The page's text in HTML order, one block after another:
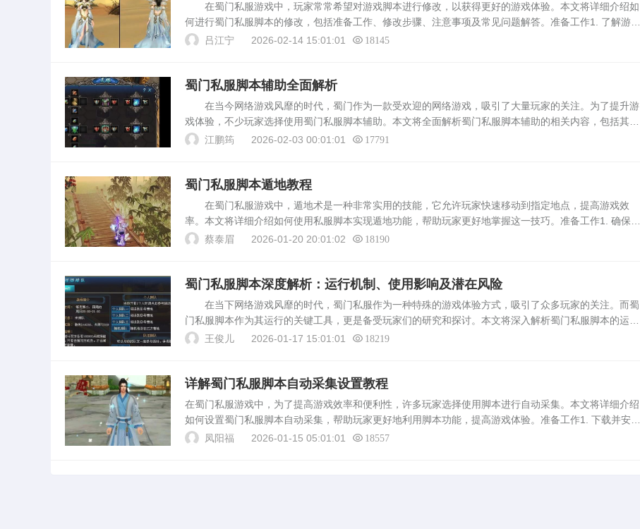
在蜀门私服游戏中，玩家常常希望对游戏脚本进行修改，以获得更好的游戏体验。本文将详细介绍如
何进行蜀门私服脚本的修改，包括准备工作、修改步骤、注意事项及常见问题解答。准备工作1. 了解游戏
脚本：在开始修改之前，玩家需要了解蜀门私服游戏的脚本结构和运行原理，这有助于更好地进行修改。
吕江宁 2026-02-14 15:01:01 18145
蜀门私服脚本辅助全面解析
在当今网络游戏风靡的时代，蜀门作为一款受欢迎的网络游戏，吸引了大量玩家的关注。为了提升游
戏体验，不少玩家选择使用蜀门私服脚本辅助。本文将全面解析蜀门私服脚本辅助的相关内容，包括其定
义、作用、使用方法及潜在风险等方面。蜀门私服脚本辅助的定义与作用蜀门私服脚本辅助是一种用于蜀
江鹏筠 2026-02-03 00:01:01 17791
蜀门私服脚本遁地教程
在蜀门私服游戏中，遁地术是一种非常实用的技能，它允许玩家快速移动到指定地点，提高游戏效
率。本文将详细介绍如何使用私服脚本实现遁地功能，帮助玩家更好地掌握这一技巧。准备工作1. 确保已
安装蜀门私服客户端，并登录账号。 2. 下载并解压所需的遁地脚本文件。 3. 确保电脑配置满足运
蔡泰眉 2026-01-20 20:01:02 18190
蜀门私服脚本深度解析：运行机制、使用影响及潜在风险
在当下网络游戏风靡的时代，蜀门私服作为一种特殊的游戏体验方式，吸引了众多玩家的关注。而蜀
门私服脚本作为其运行的关键工具，更是备受玩家们的研究和探讨。本文将深入解析蜀门私服脚本的运行
机制、使用影响及潜在风险。蜀门私服脚本的运行机制蜀门私服脚本是一种用于修改或增强游戏功能的程
王俊儿 2026-01-17 15:01:01 18219
详解蜀门私服脚本自动采集设置教程
在蜀门私服游戏中，为了提高游戏效率和便利性，许多玩家选择使用脚本进行自动采集。本文将详细介绍
如何设置蜀门私服脚本自动采集，帮助玩家更好地利用脚本功能，提高游戏体验。准备工作1. 下载并安装
蜀门私服脚本。玩家需要根据自己所使用的游戏版本和平台，下载对应的脚本并安装。 2. 了解游戏地
凤阳福 2026-01-15 05:01:01 18557